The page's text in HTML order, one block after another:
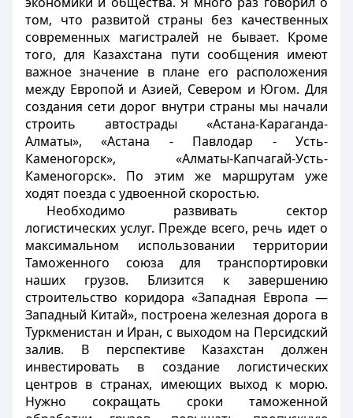
том, что развитой страны без качественных
современных магистралей не бывает. Кроме
того, для Казахстана пути сообщения имеют
важное значение в плане его расположения
между Европой и Азией, Севером и Югом. Для
создания сети дорог внутри страны мы начали
строить автострады «Астана-Караганда-
Алматы», «Астана - Павлодар - Усть-
Каменогорск», «Алматы-Капчагай-Усть-
Каменогорск». По этим же маршрутам уже
ходят поезда с удвоенной скоростью.
Необходимо развивать сектор
логистических услуг. Прежде всего, речь идет о
максимальном использовании территории
Таможенного союза для транспортировки
наших грузов. Близится к завершению
строительство коридора «Западная Европа —
Западный Китай», построена железная дорога в
Туркменистан и Иран, с выходом на Персидский
залив. В перспективе Казахстан должен
инвестировать в создание логистических
центров в странах, имеющих выход к морю.
Нужно сокращать сроки таможенной